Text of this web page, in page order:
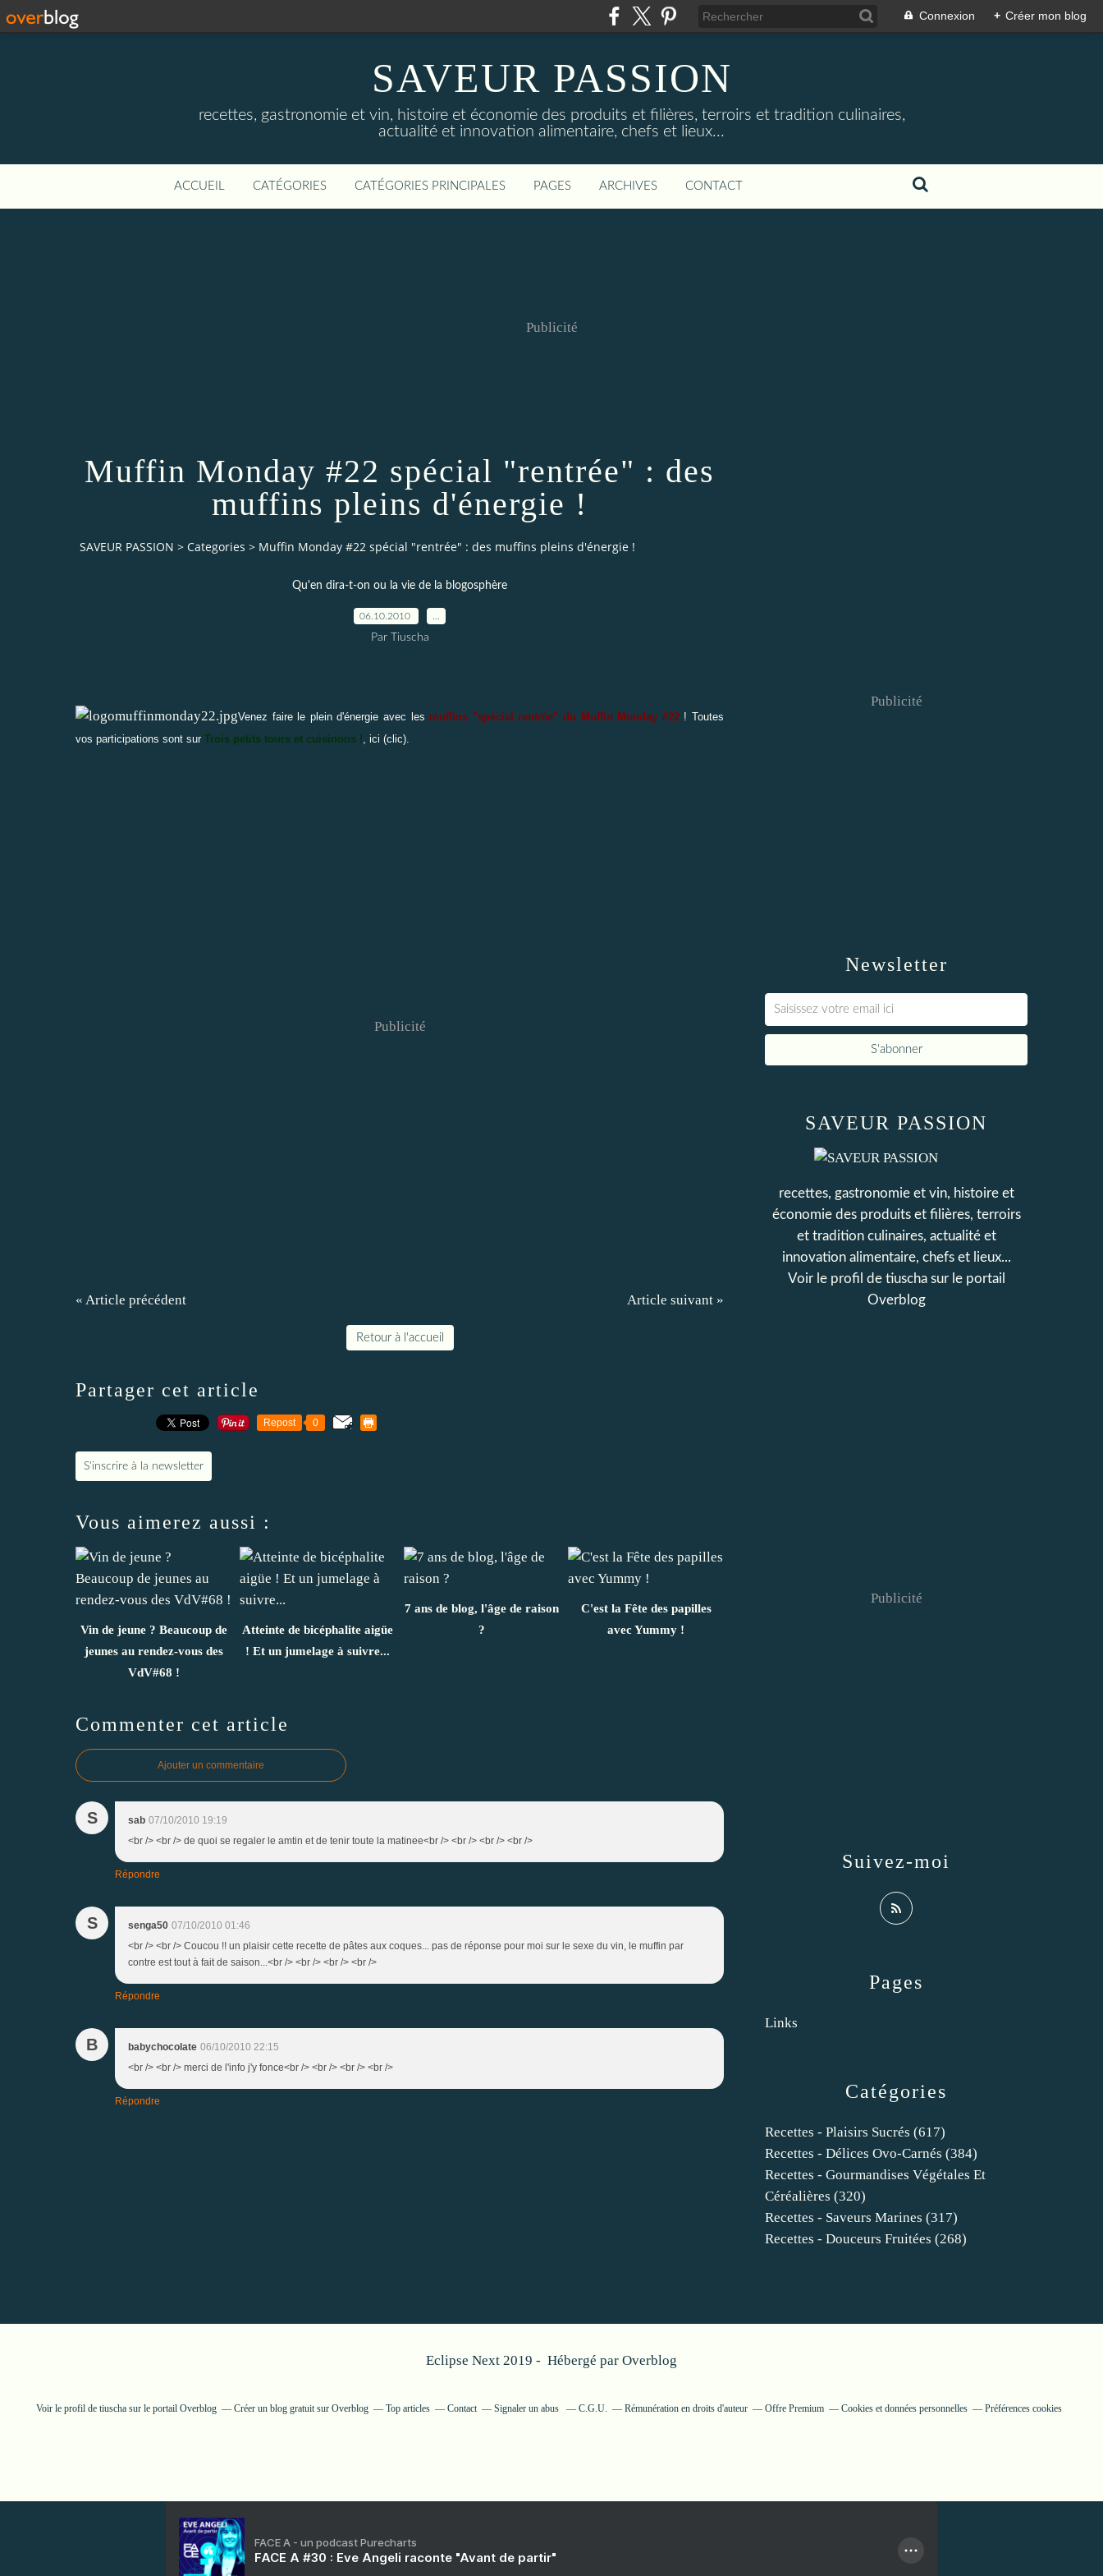
Connexion + Créer mon blog
SAVEUR PASSION
recettes, gastronomie et vin, histoire et économie des produits et filières, terroirs et tradition culinaires,
actualité et innovation alimentaire, chefs et lieux...
ACCUEIL CATÉGORIES CATÉGORIES PRINCIPALES PAGES ARCHIVES CONTACT
Publicité
Muffin Monday #22 spécial "rentrée" : des
muffins pleins d'énergie !
SAVEUR PASSION > Categories > Muffin Monday #22 spécial "rentrée" : des muffins pleins d'énergie !
Qu'en dira-t-on ou la vie de la blogosphère
06.10.2010
Par Tiuscha
Venez faire le plein d'énergie avec les muffins "spécial rentrée" du Muffin Monday #22! Toutes
vos participations sont sur Trois petits tours et cuisinons ! ici (clic).
Publicité
« Article précédent Article suivant »
Retour à l'accueil
Partager cet article
Repost 0
S'inscrire à la newsletter
Vous aimerez aussi :
Vin de jeune ? Beaucoup de
jeunes au rendez-vous des
VdV#68 !
Atteinte de bicéphalite aigüe
! Et un jumelage à suivre...
7 ans de blog, l'âge de raison
?
C'est la Fête des papilles
avec Yummy !
Commenter cet article
Ajouter un commentaire
S sab 07/10/2010 19:19
<br /> <br /> de quoi se regaler le amtin et de tenir toute la matinee<br /> <br /> <br /> <br />
Répondre
S senga50 07/10/2010 01:46
<br /> <br /> Coucou !! un plaisir cette recette de pâtes aux coques... pas de réponse pour moi sur le sexe du vin, le muffin par
contre est tout à fait de saison...<br /> <br /> <br /> <br />
Répondre
B babychocolate 06/10/2010 22:15
<br /> <br /> merci de l'info j'y fonce<br /> <br /> <br /> <br />
Répondre
Newsletter
Publicité
Catégories
Recettes - Plaisirs Sucrés (617)
Recettes - Délices Ovo-Carnés (384)
Recettes - Gourmandises Végétales Et
Céréalières (320)
Recettes - Saveurs Marines (317)
Recettes - Douceurs Fruitées (268)
Pages
Links
SAVEUR PASSION
recettes, gastronomie et vin, histoire et
économie des produits et filières, terroirs
et tradition culinaires, actualité et
innovation alimentaire, chefs et lieux...
Voir le profil de tiuschasur le portail
Overblog
Suivez-moi
Publicité
Eclipse Next 2019 - Hébergé par Overblog
Voir le profil de tiuscha sur le portail Overblog Créer un blog gratuit sur Overblog Top articles Contact Signaler un abus C.G.U. Rémunération en droits d'auteur Offre Premium Cookies et données personnelles Préférences cookies
FACE A - un podcast Purecharts
FACE A #30 : Eve Angeli raconte "Avant de partir"